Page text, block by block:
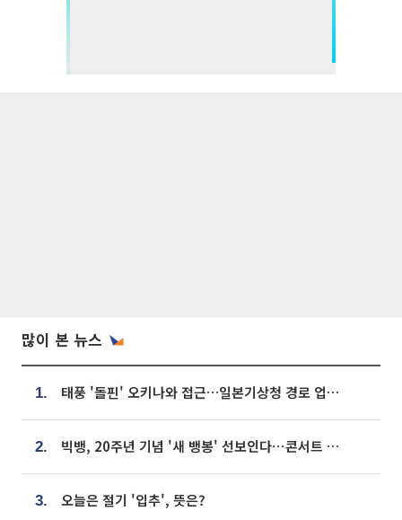
많이 본 뉴스
1. 태풍 '돌핀' 오키나와 접근…일본기상청 경로 업데이트
2. 빅뱅, 20주년 기념 '새 뱅봉' 선보인다⋯콘서트 앞두고 팝업 개최
3. 오늘은 절기 '입추', 뜻은?